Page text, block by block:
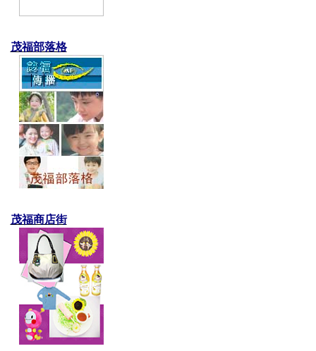
茂福部落格
茂福商店街